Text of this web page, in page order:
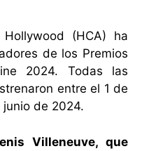
(HCA) ha
de los Premios
2024. Todas las
entre el 1 de
de 2024.
Villeneuve, que